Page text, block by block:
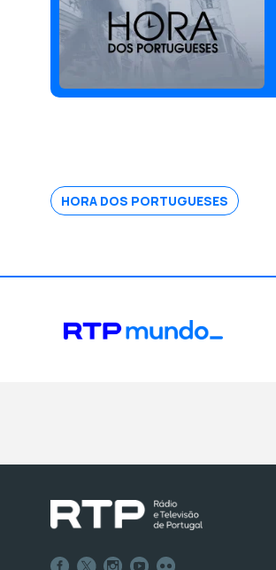
HORA DOS PORTUGUESES